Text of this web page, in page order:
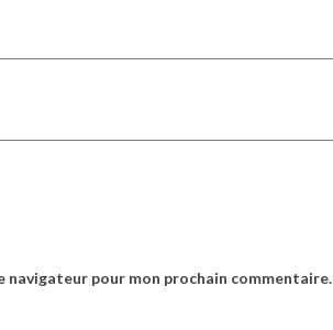
navigateur pour mon prochain commentaire.